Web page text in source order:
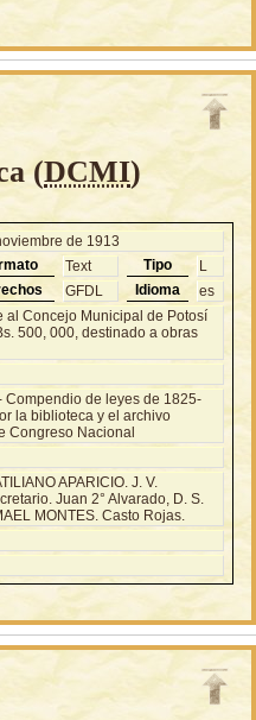
(DCMI)
de 1913
Text Tipo
L
GFDL Idioma es
al Concejo Municipal de Potosí
500, 000, destinado a obras
Compendio de leyes de 1825-
la biblioteca y el archivo
Congreso Nacional
APARICIO. J. V.
Juan 2° Alvarado, D. S.
MONTES. Casto Rojas.